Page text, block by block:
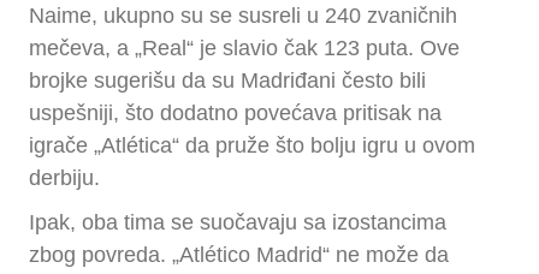
Naime, ukupno su se susreli u 240 zvaničnih
mečeva, a „Real“ je slavio čak 123 puta. Ove
brojke sugerišu da su Madriđani često bili
uspešniji, što dodatno povećava pritisak na
igrače „Atlética“ da pruže što bolju igru u ovom
derbiju.
Ipak, oba tima se suočavaju sa izostancima
zbog povreda. „Atlético Madrid“ ne može da